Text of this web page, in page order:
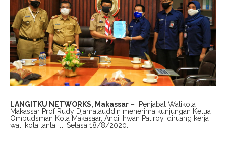
LANGITKU NETWORKS, Makassar –
Penjabat Walikota
Makassar Prof Rudy Djamalauddin menerima kunjungan Ketua
Ombudsman Kota Makasaar, Andi Ihwan Patiroy, diruang kerja
wali kota lantai ll. Selasa 18/8/2020.